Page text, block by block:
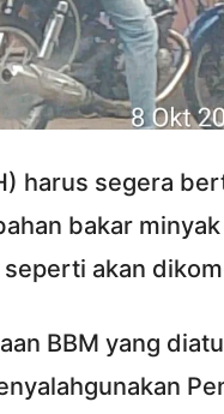
harus segera
bakar
akan
BBM yang